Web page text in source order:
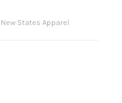
New States Apparel